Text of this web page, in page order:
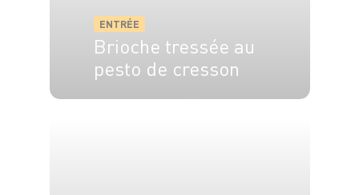
ENTRÉE
Brioche tressée au
pesto de cresson